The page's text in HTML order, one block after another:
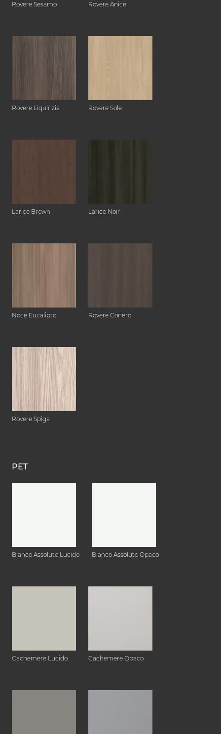
Rovere Sesamo Rovere Anice
Rovere Liquirizia Rovere Sole
Larice Brown Larice Noir
Noce Eucalipto Rovere Conero
Rovere Spiga
PET
Bianco Assoluto Lucido Bianco Assoluto Opaco
Cachemere Lucido Cachemere Opaco